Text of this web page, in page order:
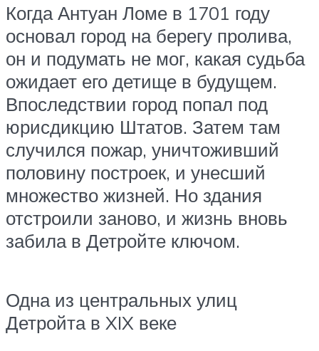
Когда Антуан Ломе в 1701 году
основал город на берегу пролива,
он и подумать не мог, какая судьба
ожидает его детище в будущем.
Впоследствии город попал под
юрисдикцию Штатов. Затем там
случился пожар, уничтоживший
половину построек, и унесший
множество жизней. Но здания
отстроили заново, и жизнь вновь
забила в Детройте ключом.
Одна из центральных улиц
Детройта в XIX веке